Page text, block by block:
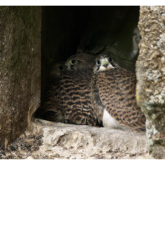
Nichée de faucons
crécerelle dans la tour
Est